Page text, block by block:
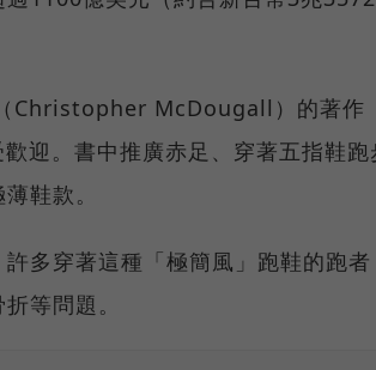
Christopher McDougall）的著作
迎。書中推廣赤足、穿著五指鞋
鞋款。
多穿著這種「極簡風」跑鞋的跑
等問題。